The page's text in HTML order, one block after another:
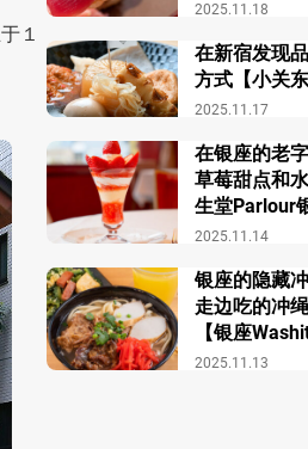
１
2025.11.18
2025.11.17
在新宿发现
方式【小关
2025.11.14
在银座的老
草莓甜点和
生堂Parlour
de Café】
2025.11.13
银座的隐藏
走边吃的冲
【银座